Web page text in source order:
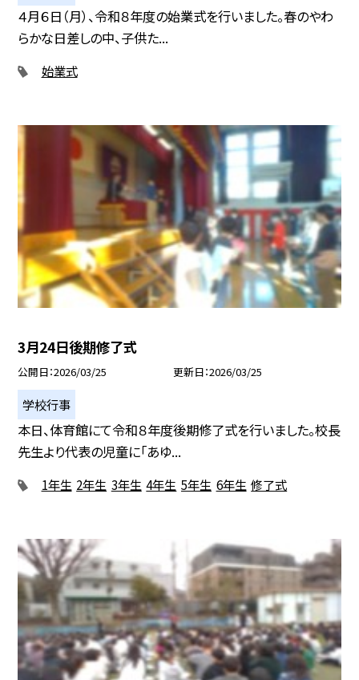
４月６日（月）、令和８年度の始業式を行いました。春のやわ
らかな日差しの中、子供た...
始業式
3月24日後期修了式
公開日 2026/03/25 更新日 2026/03/25
学校行事
本日、体育館にて令和８年度後期修了式を行いました。校長
先生より代表の児童に「あゆ...
1年生 2年生 3年生 4年生 5年生 6年生 修了式